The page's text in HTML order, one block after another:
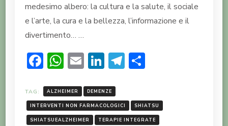
medesimo albero: la cultura e la salute, il sociale
e l’arte, la cura e la bellezza, l’informazione e il
divertimento… …
Facebook
WhatsApp
EmailLinkedIn
Telegram
TAG: ALZHEIMER DEMENZE
INTERVENTI NON FARMACOLOGICI SHIATSU
SHIATSUEALZHEIMER TERAPIE INTEGRATE